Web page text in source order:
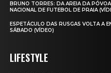
BRUNO TORRES: DA AREIA DA
NACIONAL DE FUTEBOL DE PRAIA
ESPETÁCULO DAS RUSGAS VOLTA A
SÁBADO (VÍDEO)
LIFESTYLE